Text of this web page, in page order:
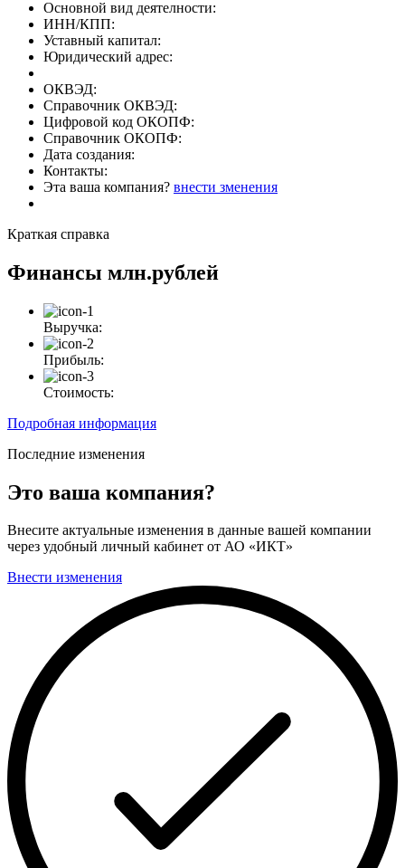
Основной вид деятелности:
ИНН/КПП:
Уставный капитал:
Юридический адрес:
ОКВЭД:
Справочник ОКВЭД:
Цифровой код ОКОПФ:
Справочник ОКОПФ:
Дата создания:
Контакты:
Эта ваша компания? внести зменения
Краткая справка
Финансы млн.рублей
Выручка:
Прибыль:
Стоимость:
Подробная информация
Последние изменения
Это ваша компания?
Внесите актуальные изменения в данные вашей компании
через удобный личный кабинет от АО «ИКТ»
Внести изменения